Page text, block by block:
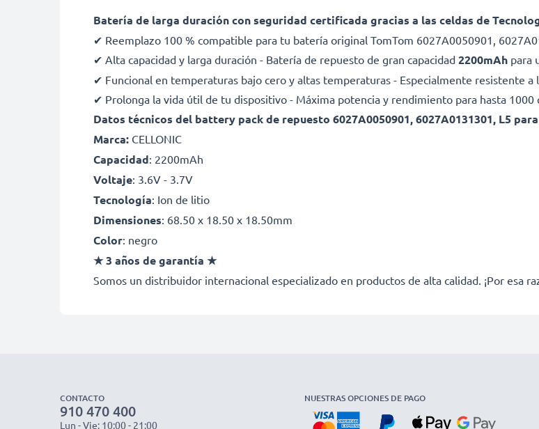
Batería de larga duración con seguridad certificada gracias a las celdas de
✔ Reemplazo 100 % compatible para tu batería original TomTom 6027A0050901,
✔ Alta capacidad y larga duración - Batería de repuesto de gran capacidad 2200mAh para
✔ Funcional en temperaturas bajo cero y altas temperaturas - Especialmente resistente a
✔ Prolonga la vida útil de tu dispositivo - Máxima potencia y rendimiento para hasta 1000
Datos técnicos del battery pack de repuesto 6027A0050901, 6027A0131301, L5
Marca: CELLONIC
Capacidad: 2200mAh
Voltaje: 3.6V - 3.7V
Tecnología: Ion de litio
Dimensiones: 68.50 x 18.50 x 18.50mm
Color: negro
★ 3 años de garantía ★
Somos un distribuidor internacional especializado en productos de alta calidad. ¡Por esa
CONTACTO
910 470 400
Lun - Vie: 10:00 - 21:00
NUESTRAS OPCIONES DE PAGO